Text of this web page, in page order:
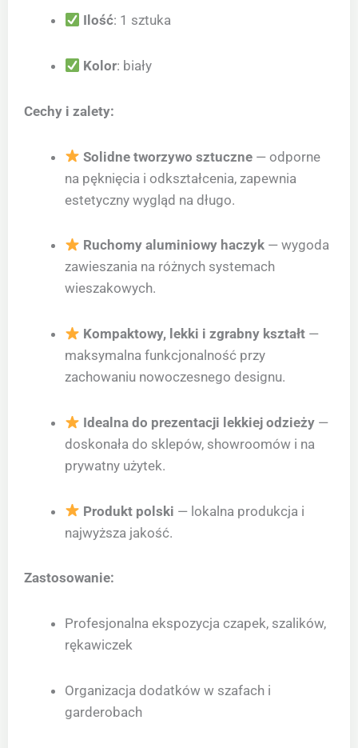
Ilość: 1 sztuka
Kolor: biały
Cechy i zalety:
Solidne tworzywo sztuczne — odporne
na pęknięcia i odkształcenia, zapewnia
estetyczny wygląd na długo.
Ruchomy aluminiowy haczyk — wygoda
zawieszania na różnych systemach
wieszakowych.
Kompaktowy, lekki i zgrabny kształt —
maksymalna funkcjonalność przy
zachowaniu nowoczesnego designu.
Idealna do prezentacji lekkiej odzieży —
doskonała do sklepów, showroomów i na
prywatny użytek.
Produkt polski — lokalna produkcja i
najwyższa jakość.
Zastosowanie:
Profesjonalna ekspozycja czapek, szalików,
rękawiczek
Organizacja dodatków w szafach i
garderobach